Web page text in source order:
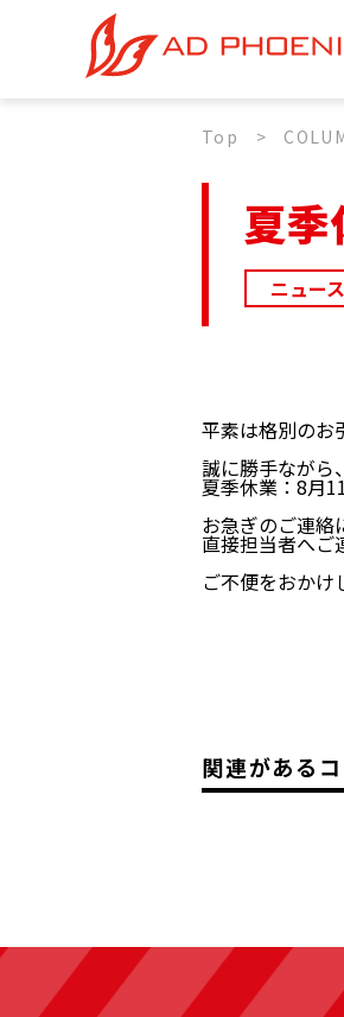
Top
夏季
ニュース
平素は格別のお
誠に勝手ながら
夏季休業：8月
お急ぎのご連絡
直接担当者へご
ご不便をおかけ
関連がある